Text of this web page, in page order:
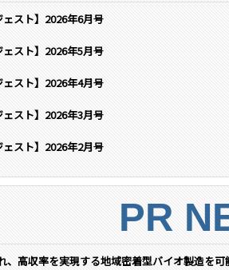
ェスト】2026年6月号
ェスト】2026年5月号
ェスト】2026年4月号
ェスト】2026年3月号
ェスト】2026年2月号
PR
、高収率を実現する地域密着型バイオ製造を